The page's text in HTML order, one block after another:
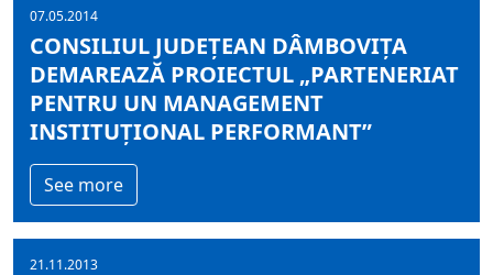
07.05.2014
CONSILIUL JUDEȚEAN DÂMBOVIȚA
DEMAREAZĂ PROIECTUL „PARTENERIAT
PENTRU UN MANAGEMENT
INSTITUȚIONAL PERFORMANT”
See more
21.11.2013